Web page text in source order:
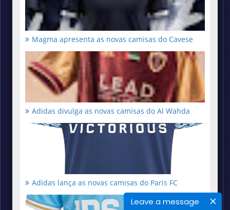
Leave a message
Magma apresenta as novas camisas do Cavese
Adidas divulga as novas camisas do Al Wahda
Adidas lança as novas camisas do Paris FC